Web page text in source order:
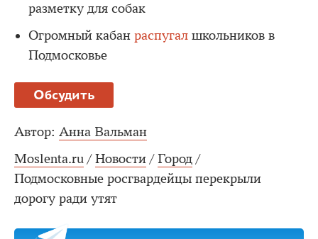
разметку для собак
Огромный кабан распугал школьников в
Подмосковье
Обсудить
Автор: Анна Вальман
Moslenta.ru / Новости / Город /
Подмосковные росгвардейцы перекрыли
дорогу ради утят